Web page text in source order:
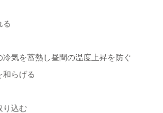
る
気を蓄熱し昼間の温度上昇を防ぐ
和らげる
り込む